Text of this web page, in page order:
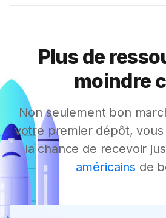
Plus de
moindre
Non seulement bon
votre premier dépôt, vous
la chance de recevoir
américains de